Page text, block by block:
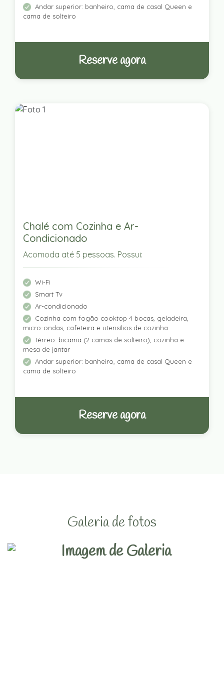
Andar superior: banheiro, cama de casal Queen e
cama de solteiro
Reserve agora
Chalé com Cozinha e Ar-
Condicionado
Acomoda até 5 pessoas. Possui:
Wi-Fi
Smart Tv
Ar-condicionado
Cozinha com fogão cooktop 4 bocas, geladeira,
micro-ondas, cafeteira e utensílios de cozinha
Térreo: bicama (2 camas de solteiro), cozinha e
mesa de jantar
Andar superior: banheiro, cama de casal Queen e
cama de solteiro
Reserve agora
Galeria de fotos